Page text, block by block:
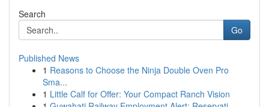
Search
Go
Published News
1 Reasons to Choose the Ninja Double Oven Pro
Sma...
1 Little Calf for Offer: Your Compact Ranch Vision